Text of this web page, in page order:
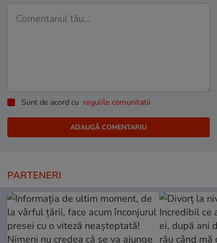
Sunt de acord cu regulile comunitatii
PARTENERI